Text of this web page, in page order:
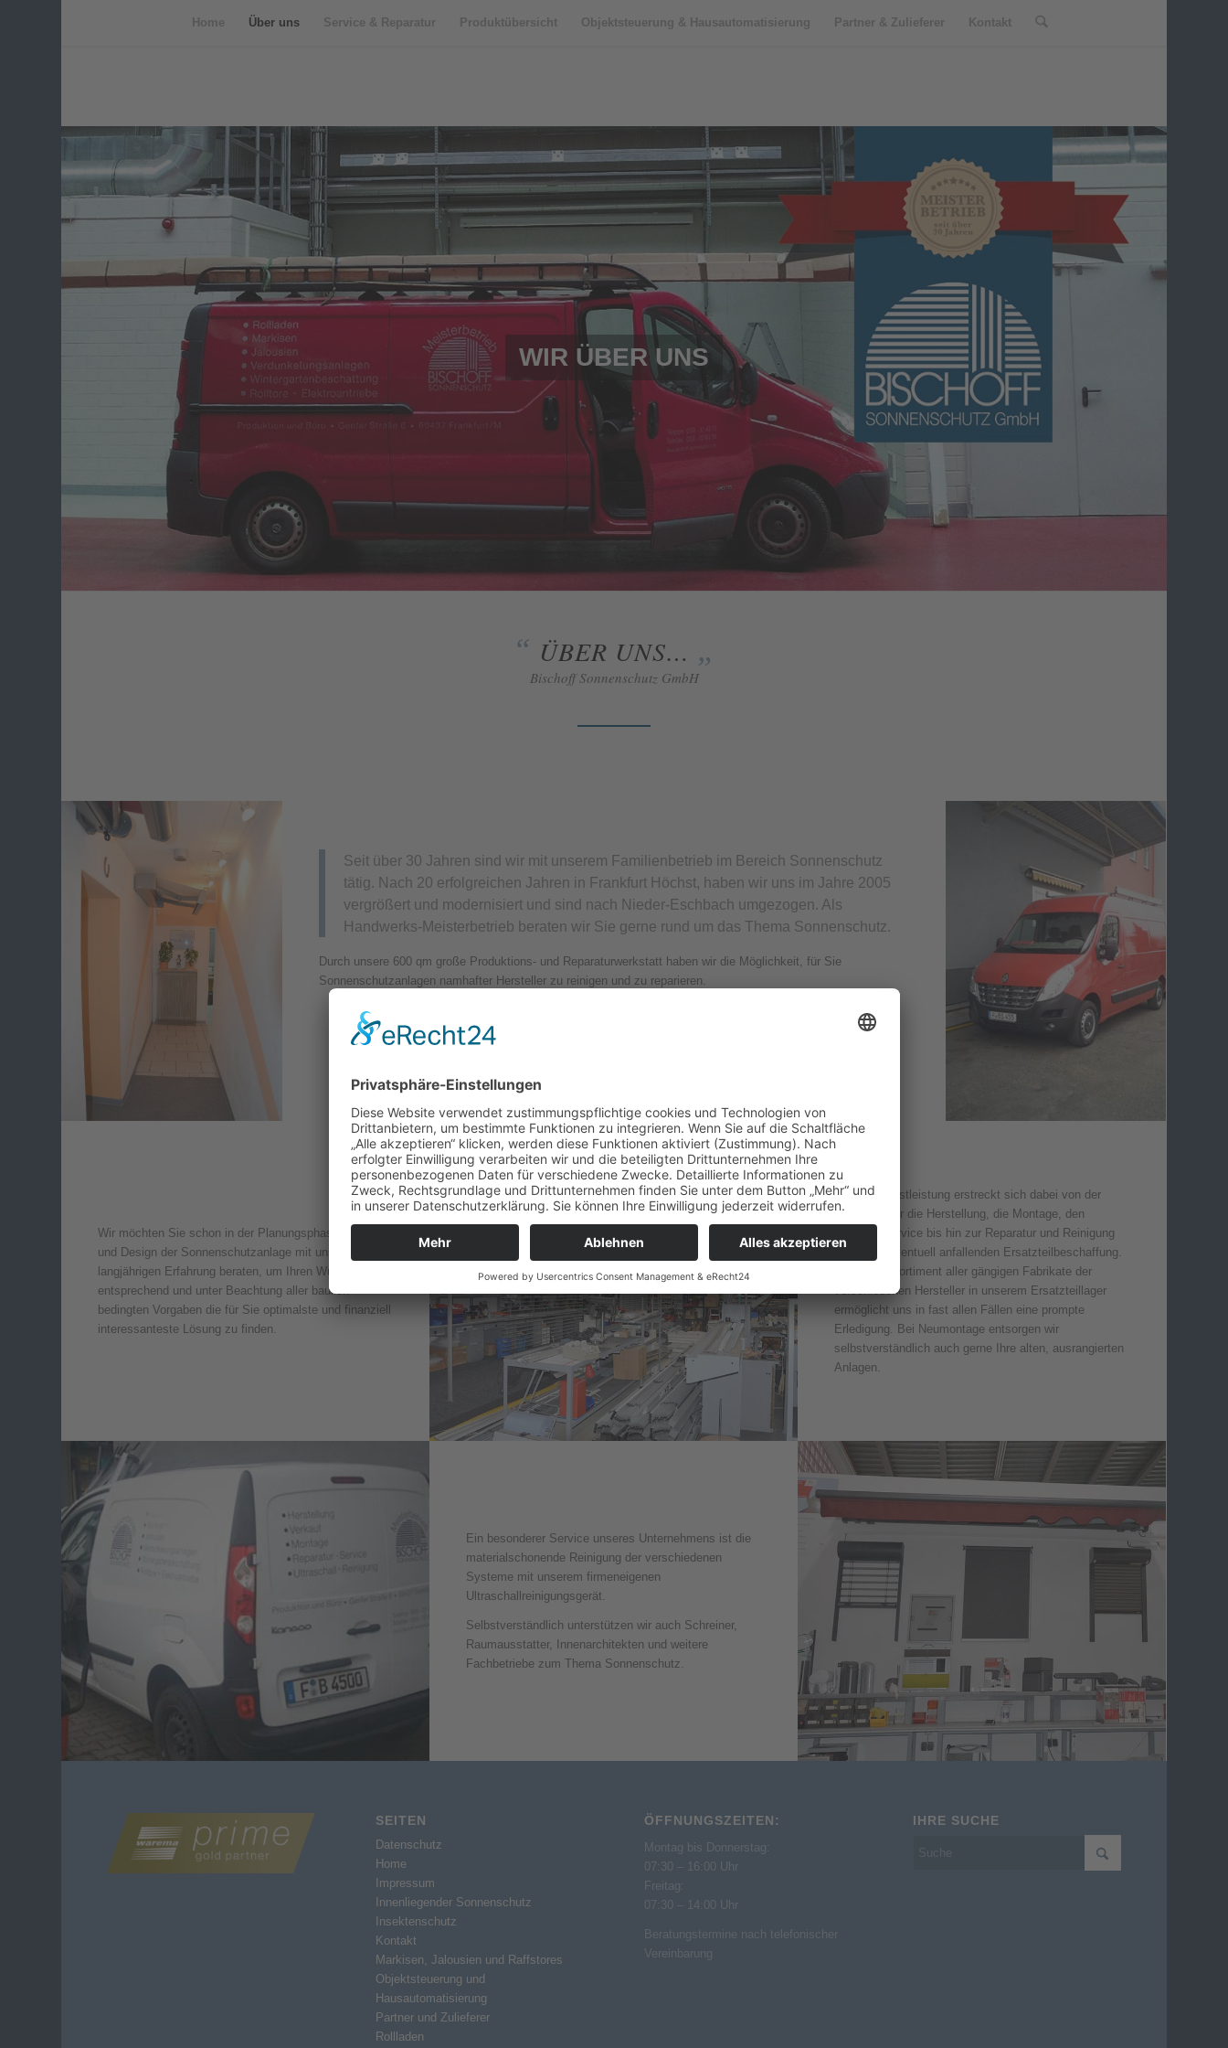
Home Über uns Service & Reparatur Produktübersicht Objektsteuerung & Hausautomatisierung Partner & Zulieferer Kontakt
WIR ÜBER UNS
“ ÜBER UNS… „
Bischoff Sonnenschutz GmbH
Seit über 30 Jahren sind wir mit unserem Familienbetrieb im Bereich Sonnenschutz
tätig. Nach 20 erfolgreichen Jahren in Frankfurt Höchst, haben wir uns im Jahre 2005
vergrößert und modernisiert und sind nach Nieder-Eschbach umgezogen. Als
Handwerks-Meisterbetrieb beraten wir Sie gerne rund um das Thema Sonnenschutz.
Durch unsere 600 qm große Produktions- und Reparaturwerkstatt haben wir die Möglichkeit, für Sie
Sonnenschutzanlagen namhafter Hersteller zu reinigen und zu reparieren.
Wir möchten Sie schon in der Planungsphase über Art
und Design der Sonnenschutzanlage mit unserer
langjährigen Erfahrung beraten, um Ihren Wünschen
entsprechend und unter Beachtung aller baulich
bedingten Vorgaben die für Sie optimalste und finanziell
interessanteste Lösung zu finden.
Unsere Dienstleistung erstreckt sich dabei von der
Planung über die Herstellung, die Montage, den
Wartungsservice bis hin zur Reparatur und Reinigung
sowie der eventuell anfallenden Ersatzteilbeschaffung.
Ein riesen Sortiment aller gängigen Fabrikate der
verschiedenen Hersteller in unserem Ersatzteillager
ermöglicht uns in fast allen Fällen eine prompte
Erledigung. Bei Neumontage entsorgen wir
selbstverständlich auch gerne Ihre alten, ausrangierten
Anlagen.
Ein besonderer Service unseres Unternehmens ist die
materialschonende Reinigung der verschiedenen
Systeme mit unserem firmeneigenen
Ultraschallreinigungsgerät.
Selbstverständlich unterstützen wir auch Schreiner,
Raumausstatter, Innenarchitekten und weitere
Fachbetriebe zum Thema Sonnenschutz.
SEITEN
Datenschutz
Home
Impressum
Innenliegender Sonnenschutz
Insektenschutz
Kontakt
Markisen, Jalousien und Raffstores
Objektsteuerung und
Hausautomatisierung
Partner und Zulieferer
Rollladen
ÖFFNUNGSZEITEN:
Montag bis Donnerstag:
07:30 – 16:00 Uhr
Freitag:
07:30 – 14:00 Uhr
Beratungstermine nach telefonischer
Vereinbarung
IHRE SUCHE